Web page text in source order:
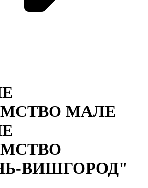
МАЛЕ
ВИШГОРОД"